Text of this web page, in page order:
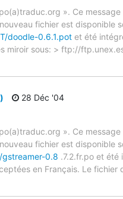
». Ce
fichier est disponible
doodle-0.6.1.pot et été
miroir sous: > ftp://
28 Déc '04
». Ce
fichier est disponible
0.8 .7.2.fr.po et été
en Français. Le